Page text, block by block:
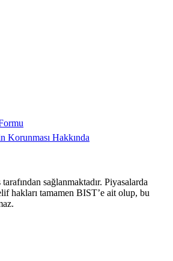
Korunması Hakkında
sağlanmaktadır. Piyasalarda
hakları tamamen BIST’e ait olup, bu